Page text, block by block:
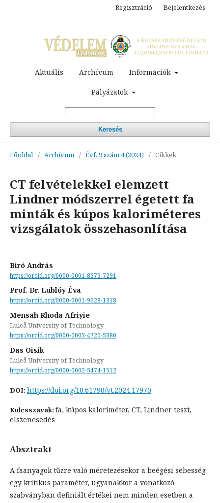
Aktuális Archívum Információk
Pályázatok
Keresés
Regisztráció Bejelentkezés
Főoldal / Archívum / Évf. 9 szám 4 (2024) / Cikkek
CT felvételekkel elemzett
Lindner módszerrel égetett fa
minták és kúpos kaloriméteres
vizsgálatok összehasonlítása
Biró András
https://orcid.org/0000-0001-8373-7291
Prof. Dr. Lublóy Éva
https://orcid.org/0000-0001-9628-1318
Mensah Rhoda Afriyie
Luleå University of Technology
https://orcid.org/0000-0003-4720-5380
Das Oisik
Luleå University of Technology
https://orcid.org/0000-0002-5474-1512
DOI: https://doi.org/10.61790/vt.2024.17970
Kulcsszavak: fa, kúpos kaloriméter, CT, Lindner teszt,
elszenesedés
Absztrakt
A faanyagok tűzre való méretezésekor a beégési sebesség
egy kritikus paraméter, ugyanakkor a vonatkozó
szabványban definiált értékei nem minden esetben a